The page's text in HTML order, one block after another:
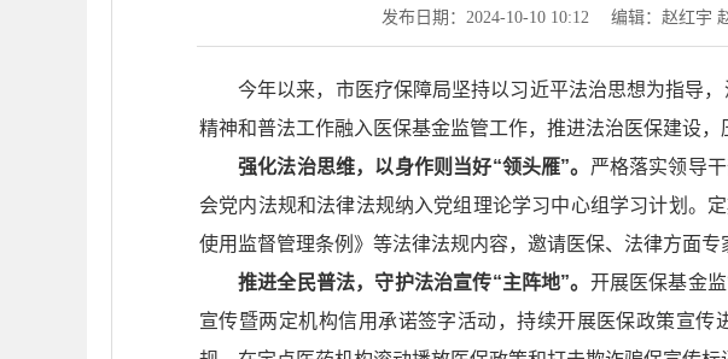
发布日期：2024-10-10 10:12 编辑：赵红宇
今年以来，市医疗保障局坚持以习近平法治思想为指导
精神和普法工作融入医保基金监管工作，推进法治医保建设，
强化法治思维，以身作则当好“领头雁”。 严格落实领导
会党内法规和法律法规纳入党组理论学习中心组学习计划。
使用监督管理条例》等法律法规内容，邀请医保、法律方面
推进全民普法，守护法治宣传“主阵地”。 开展医保基金
宣传暨两定机构信用承诺签字活动，持续开展医保政策宣传